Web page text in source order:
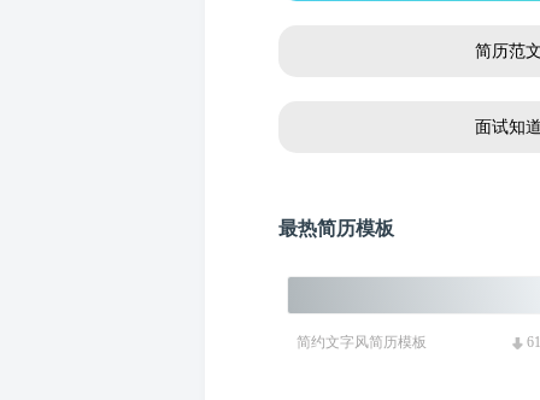
简历范
面试知
最热简历模板
简约文字风简历模板